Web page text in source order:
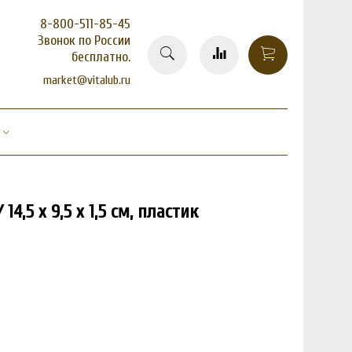
8-800-511-85-45
Звонок по России
бесплатно.
market@vitalub.ru
3% товар отсутствует
х 9,5 х 1,5 см, пластик